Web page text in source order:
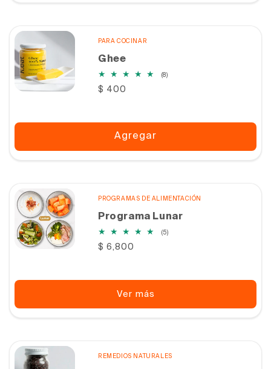
PARA COCINAR
Ghee
(8)8
Precio
$ 400
Agregar
PROGRAMAS DE ALIMENTACIÓN
Programa Lunar
(5)5
Precio
$ 6,800
Ver más
REMEDIOS NATURALES